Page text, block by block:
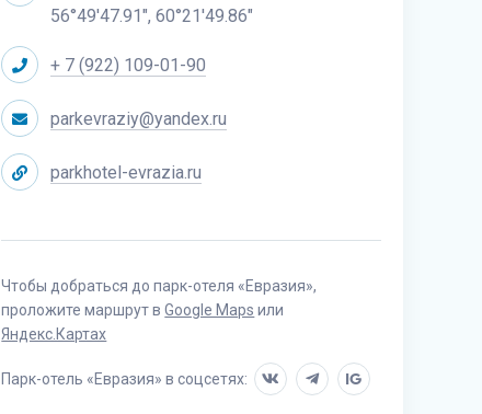
56°49'47.91", 60°21'49.86"
+ 7 (922) 109-01-90
parkevraziy@yandex.ru
parkhotel-evrazia.ru
Чтобы добраться до парк-отеля «Евразия»,
проложите маршрут вGoogle Maps или
Яндекс.Картах
Парк-отель «Евразия» в соцсетях: IG